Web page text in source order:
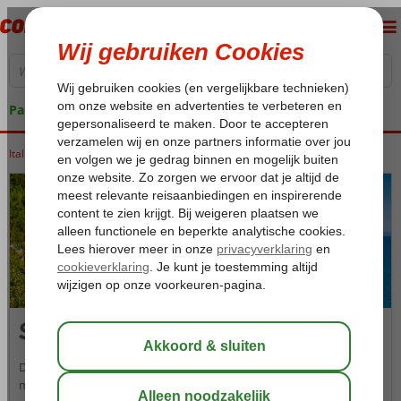
Pakketgarantie
Italië
Savona
De derde grootste stad in Ligurië, Savona. Een klein pittoresk stadje
met vriendelijke inwoners. Geniet van de indrukwekkende